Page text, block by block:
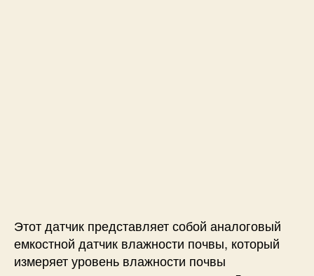
Этот датчик представляет собой аналоговый
емкостной датчик влажности почвы, который
измеряет уровень влажности почвы